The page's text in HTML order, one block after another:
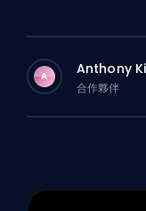
A Anthony
合作夥伴